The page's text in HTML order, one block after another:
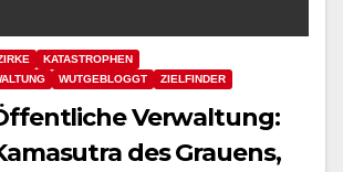
KATASTROPHEN
WUTGEBLOGGT ZIELFINDER
Öffentliche Verwaltung:
des Grauens,